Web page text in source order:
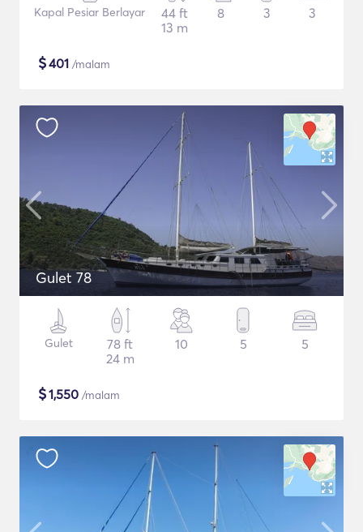
Kapal Pesiar Berlayar
44 ft
13 m
8 3 3
$401 /malam
Gulet 78
Gulet
78 ft
24 m
10 5 5
$1,550 /malam